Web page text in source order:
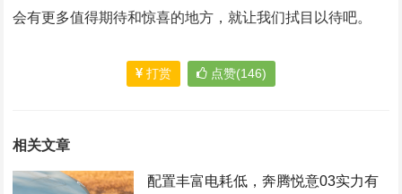
会有更多值得期待和惊喜的地方，就让我们拭目以待吧。
打赏 点赞(146)
相关文章
配置丰富电耗低，奔腾悦意03实力有